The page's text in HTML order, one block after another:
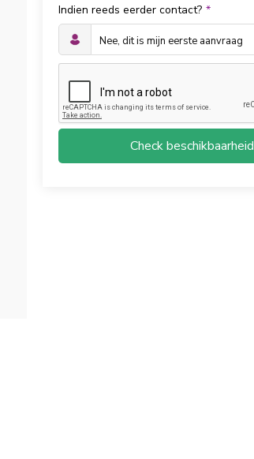
Indien reeds eerder contact? *
Check beschikbaarheid